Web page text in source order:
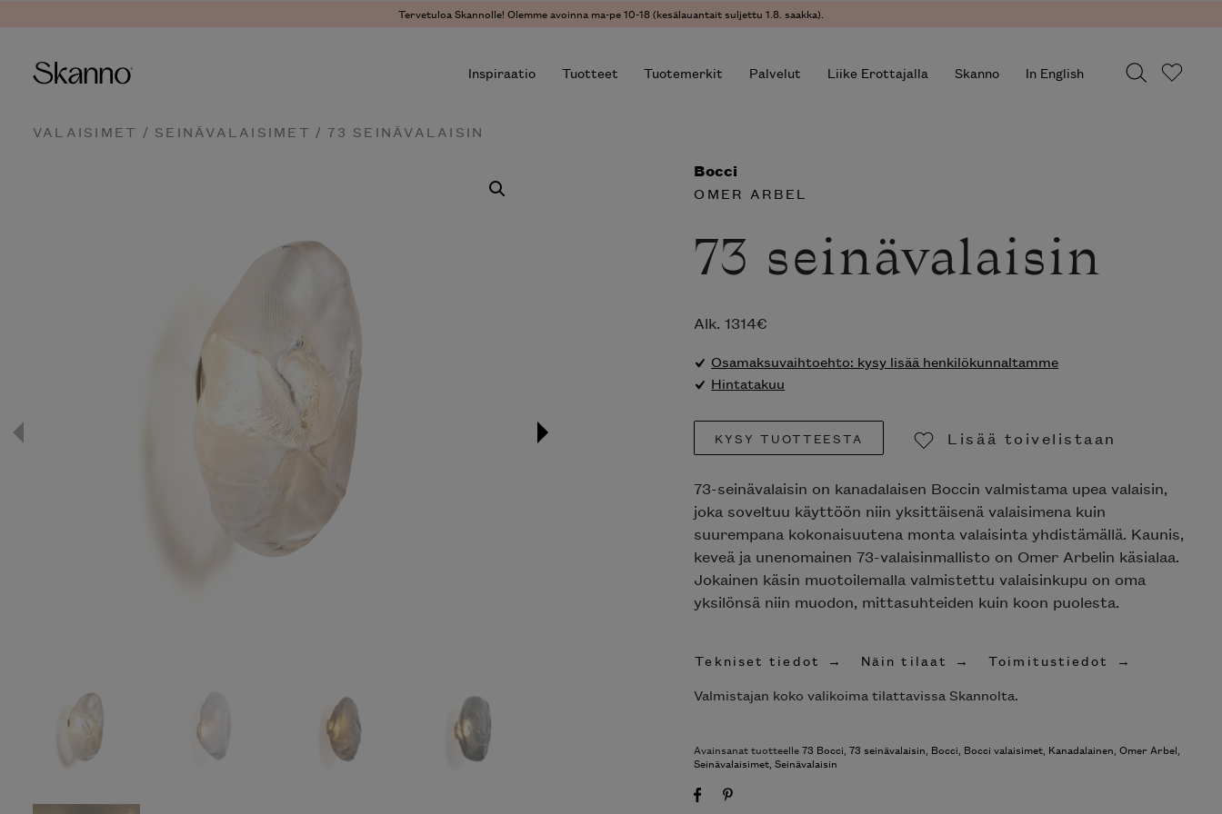
Tervetuloa Skannolle! Olemme avoinna ma-pe 10-18 (kesälauantait suljettu 1.8. saakka).
Inspiraatio Tuotteet Tuotemerkit Palvelut Liike Erottajalla Skanno In English
Haku
VALAISIMET / SEINÄVALAISIMET / 73 SEINÄVALAISIN
Bocci
OMER ARBEL
73 seinävalaisin
Alk.1314€
Osamaksuvaihtoehto: kysy lisää henkilökunnaltamme
Hintatakuu
KYSY TUOTTEESTA
Lisää toivelistaan
73-seinävalaisin on kanadalaisen Boccin valmistama upea valaisin,
joka soveltuu käyttöön niin yksittäisenä valaisimena kuin
suurempana kokonaisuutena monta valaisinta yhdistämällä. Kaunis,
keveä ja unenomainen 73-valaisinmallisto on Omer Arbelin käsialaa.
Jokainen käsin muotoilemalla valmistettu valaisinkupu on oma
yksilönsä niin muodon, mittasuhteiden kuin koon puolesta.
Tekniset tiedot Näin tilaat
Toimitustiedot
Valmistajan koko valikoima tilattavissa Skannolta.
Avainsanat tuotteelle73 Bocci,73 seinävalaisin, Bocci, Bocci valaisimet, Kanadalainen,Omer Arbel,
Seinävalaisimet,Seinävalaisin